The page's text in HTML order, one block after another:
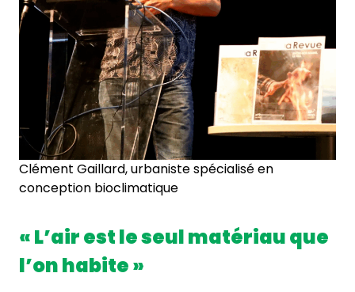
Clément Gaillard, urbaniste spécialisé en
conception bioclimatique
« L’air est le seul matériau que
l’on habite »